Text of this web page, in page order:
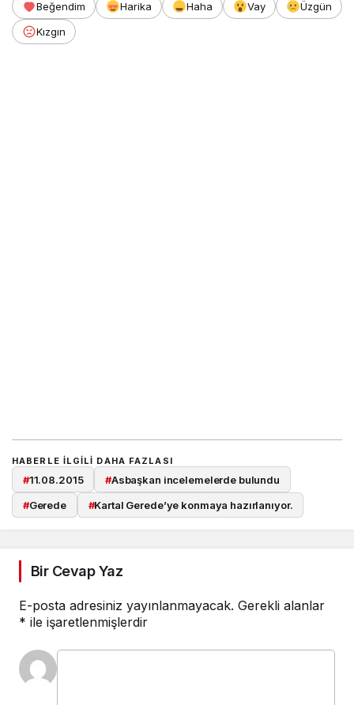
Beğendim Harika Haha Vay
Üzgün
Kızgın
HABERLE ILGILI DAHA FAZLASI
#11.08.2015 #Asbaşkan incelemelerde bulundu
#Gerede #Kartal Gerede’ye konmaya hazırlanıyor.
Bir Cevap Yaz
E-posta adresiniz yayınlanmayacak. Gerekli alanlar
* ile işaretlenmişlerdir